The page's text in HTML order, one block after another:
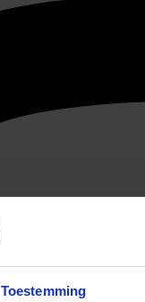
Toestemming